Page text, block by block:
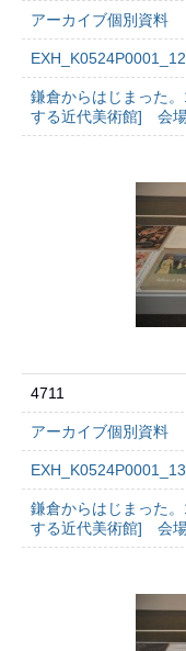
アーカイブ個別資料
EXH_K0524P0001_12
鎌倉からはじまった
する近代美術館] 会
4711
アーカイブ個別資料
EXH_K0524P0001_13
鎌倉からはじまった
する近代美術館] 会